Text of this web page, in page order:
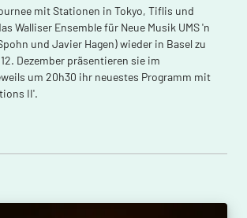
mit Stationen in Tokyo, Tiflis und
Walliser Ensemble für Neue Musik UMS 'n
und Javier Hagen) wieder in Basel zu
Dezember präsentieren sie im
um 20h30 ihr neuestes Programm mit
II'.